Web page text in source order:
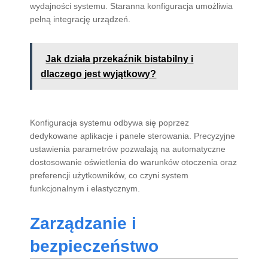
wydajności systemu. Staranna konfiguracja umożliwia
pełną integrację urządzeń.
Jak działa przekaźnik bistabilny i
dlaczego jest wyjątkowy?
Konfiguracja systemu odbywa się poprzez
dedykowane aplikacje i panele sterowania. Precyzyjne
ustawienia parametrów pozwalają na automatyczne
dostosowanie oświetlenia do warunków otoczenia oraz
preferencji użytkowników, co czyni system
funkcjonalnym i elastycznym.
Zarządzanie i
bezpieczeństwo